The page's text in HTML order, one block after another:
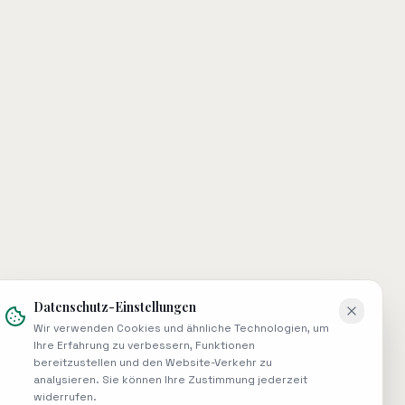
Datenschutz-Einstellungen
Wir verwenden Cookies und ähnliche Technologien, um
Ihre Erfahrung zu verbessern, Funktionen
bereitzustellen und den Website-Verkehr zu
analysieren. Sie können Ihre Zustimmung jederzeit
widerrufen.